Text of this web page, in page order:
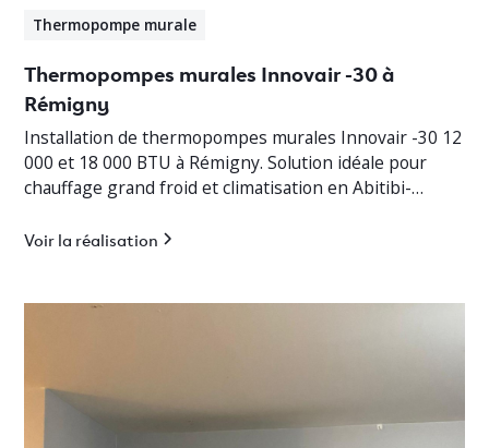
Thermopompe murale
Thermopompes murales Innovair -30 à
Rémigny
Installation de thermopompes murales Innovair -30 12
000 et 18 000 BTU à Rémigny. Solution idéale pour
chauffage grand froid et climatisation en Abitibi-
Voir la réalisation